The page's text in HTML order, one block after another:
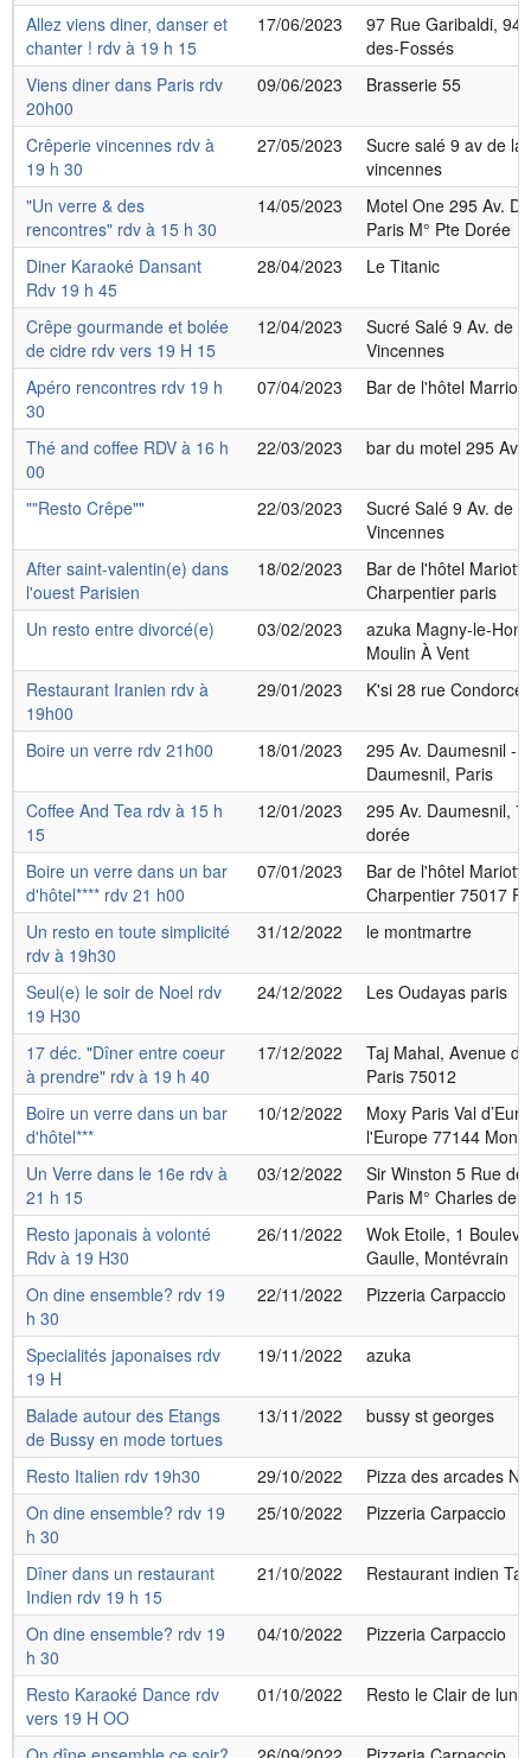
Allez viens diner, danser et
chanter ! rdv à 19 h 15
17/06/2023
97 Rue Garibaldi,
des-Fossés
Viens diner dans Paris rdv
20h00
09/06/2023 Brasserie 55
Crêperie vincennes rdv à
19 h 30
27/05/2023
Sucre salé 9 av de la
vincennes
"Un verre & des
rencontres" rdv à 15 h 30
14/05/2023
Motel One 295 Av.
Paris M° Pte Dorée
Diner Karaoké Dansant
Rdv 19 h 45
28/04/2023 Le Titanic
Crêpe gourmande et bolée
de cidre rdv vers 19 H 15
12/04/2023
Sucré Salé 9 Av. de
Vincennes
Apéro rencontres rdv 19 h
30
07/04/2023 Bar de l'hôtel
Thé and coffee RDV à 16 h
00
22/03/2023 bar du motel 295 Av.
""Resto Crêpe"" 22/03/2023
Sucré Salé 9 Av. de
Vincennes
After saint-valentin(e) dans
l'ouest Parisien
18/02/2023
Bar de l'hôtel
Charpentier paris
Un resto entre divorcé(e)
03/02/2023
azuka Magny-le-
Moulin À Vent
Restaurant Iranien rdv à
19h00
29/01/2023 K'si 28 rue
Boire un verre rdv 21h00 18/01/2023
295 Av. Daumesnil -
Daumesnil, Paris
Coffee And Tea rdv à 15 h
15
12/01/2023
295 Av. Daumesnil,
dorée
Boire un verre dans un bar
d'hôtel**** rdv 21 h00
07/01/2023
Bar de l'hôtel
Charpentier 75017
Un resto en toute simplicité
rdv à 19h30
31/12/2022 le montmartre
Seul(e) le soir de Noel rdv
19 H30
24/12/2022 Les Oudayas paris
17 déc. "Dîner entre coeur
à prendre" rdv à 19 h 40
17/12/2022
Taj Mahal, Avenue
Paris 75012
Boire un verre dans un bar
d'hôtel***
10/12/2022
Moxy Paris Val
l'Europe 77144
Un Verre dans le 16e rdv à
21 h 15
03/12/2022
Sir Winston 5 Rue
Paris M° Charles de
Resto japonais à volonté
Rdv à 19 H30
26/11/2022
Wok Etoile, 1
Gaulle, Montévrain
On dine ensemble? rdv 19
h 30
22/11/2022 Pizzeria Carpaccio
Specialités japonaises rdv
19 H
19/11/2022 azuka
Balade autour des Etangs
de Bussy en mode tortues
13/11/2022 bussy st georges
Resto Italien rdv 19h30 29/10/2022
Pizza des arcades
On dine ensemble? rdv 19
h 30
25/10/2022 Pizzeria Carpaccio
Dîner dans un restaurant
Indien rdv 19 h 15
21/10/2022 Restaurant indien
On dine ensemble? rdv 19
h 30
04/10/2022 Pizzeria Carpaccio
Resto Karaoké Dance rdv
vers 19 H OO
01/10/2022 Resto le Clair de